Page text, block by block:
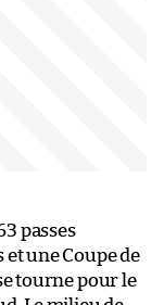
passes
une Coupe de
tourne pour le